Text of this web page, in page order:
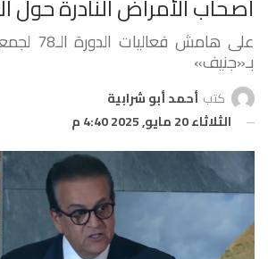
أصحاب الأمراض النادرة حول
على هامش
بـ«جنيف»
كتب أحمد أبو شرابية
الثلاثاء 20 مايو, 2025 4:40 م